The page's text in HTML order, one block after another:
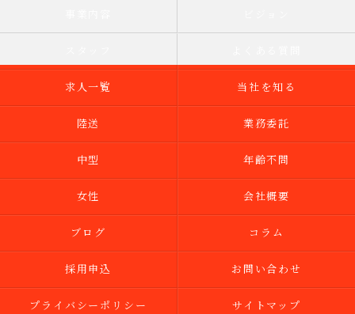
求人一覧 当社を知る
陸送 業務委託
中型 年齢不問
女性 会社概要
ブログ コラム
採用申込 お問い合わせ
プライバシーポリシー サイトマップ